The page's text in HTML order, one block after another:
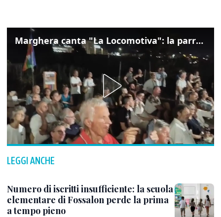
Marghera canta "La Locomotiva": la parrocchia della Cita ricorda Guccini
LEGGI ANCHE
Numero di iscritti insufficiente: la scuola
elementare di Fossalon perde la prima
a tempo pieno